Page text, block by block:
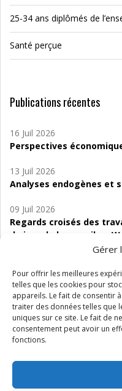
Gérer
Pour offrir les meilleures
telles que les cookies pour
appareils. Le fait de consentir
traiter des données telles que
uniques sur ce site. Le fait de
consentement peut avoir un
fonctions.
25-34 ans diplômés de
Santé perçue
Publications récentes
16 Juil 2026
Perspectives
13 Juil 2026
Analyses endogènes et
09 Juil 2026
Regards croisés des
de jour de bas seuil en
06 Juil 2026
Étude d’évaluabilité des
d’accompagnement à
01 Juil 2026
Pénurie du personnel
Wallonie ?